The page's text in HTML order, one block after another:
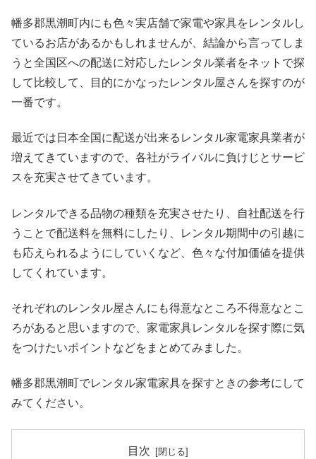
幡多郡黒潮町内にも色々実店舗で家電や家具をレンタルし
ているお店があるかもしれませんが、結論から言ってしま
うと全国区への配送に対応したレンタル業者をネットで探
して比較して、目的にかなったレンタル屋さんを探すのが
一番です。
最近では日本全国に配送が出来るレンタル家電家具業者が
増えてきていますので、各社がライバルに負けじとサービ
スを充実させてきています。
レンタルできる品物の種類を充実させたり、自社配送を行
うことで配送料を無料にしたり、レンタル期間中の引越に
も応えられるようにしていくなど、色々な付加価値を提供
してくれています。
それぞれのレンタル屋さんにも得意なところ不得意なとこ
ろがあると思いますので、家電家具レンタルを探す際に気
をつけたいポイントなどをまとめてみました。
幡多郡黒潮町でレンタル家電家具を探すときの参考にして
みてください。
目次